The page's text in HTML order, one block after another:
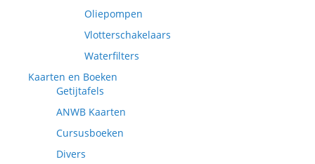
Oliepompen
Vlotterschakelaars
Waterfilters
Kaarten en Boeken
Getijtafels
ANWB Kaarten
Cursusboeken
Divers